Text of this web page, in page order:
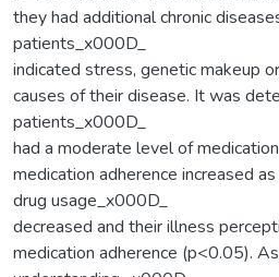
they had additional chronic
patients_x000D_
indicated stress, genetic makeup
causes of their disease. It was
patients_x000D_
had a moderate level of
medication adherence increased
drug usage_x000D_
decreased and their illness
medication adherence (p<0.05).